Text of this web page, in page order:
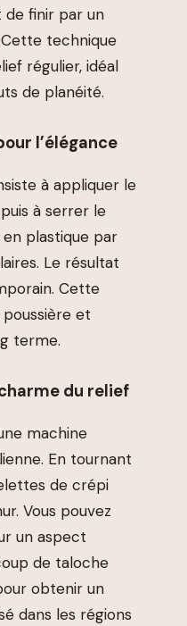
de finir par un
Cette technique
régulier, idéal
de planéité.
l’élégance
à appliquer le
à serrer le
plastique par
Le résultat
Cette
et
terme.
du relief
machine
En tournant
de crépi
Vous pouvez
un aspect
de taloche
obtenir un
dans les régions